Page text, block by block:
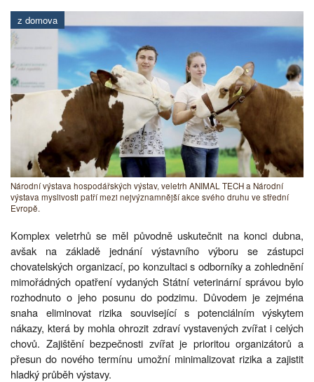
z domova
Národní výstava hospodářských výstav, veletrh ANIMAL TECH a Národní
výstava myslivosti patří mezi nejvýznamnější akce svého druhu ve střední
Evropě.
Komplex veletrhů se měl původně uskutečnit na konci dubna,
avšak na základě jednání výstavního výboru se zástupci
chovatelských organizací, po konzultaci s odborníky a zohlednění
mimořádných opatření vydaných Státní veterinární správou bylo
rozhodnuto o jeho posunu do podzimu. Důvodem je zejména
snaha eliminovat rizika související s potenciálním výskytem
nákazy, která by mohla ohrozit zdraví vystavených zvířat i celých
chovů. Zajištění bezpečnosti zvířat je prioritou organizátorů a
přesun do nového termínu umožní minimalizovat rizika a zajistit
hladký průběh výstavy.